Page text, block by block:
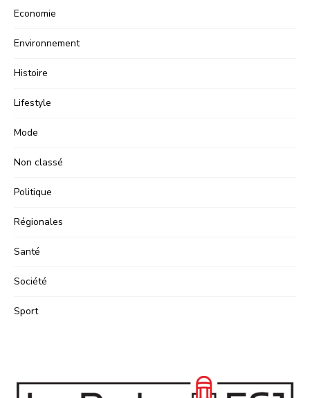
Economie
Environnement
Histoire
Lifestyle
Mode
Non classé
Politique
Régionales
Santé
Société
Sport